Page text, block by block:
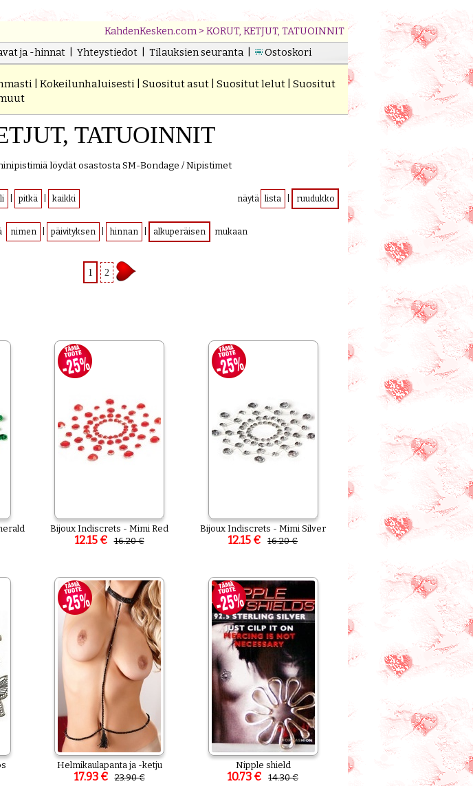
KahdenKesken.com > KORUT, KETJUT, TATUOINNIT
ja -hinnat Yhteystiedot Tilauksien seuranta| Ostoskori
Kokeilunhaluisesti Suositut asut Suositut lelut
Suositut
TATUOINNIT
löydät osastosta SM-Bondage / Nipistimet
pitkä kaikki näytä lista ruudukko
nimen päivityksen hinnan alkuperäisen mukaan
1 2
Bijoux Indiscrets - Mimi Red
12.15 € 16.20 €
Bijoux Indiscrets - Mimi Silver
12.15 € 16.20 €
Helmikaulapanta ja -ketju
17.93 € 23.90 €
Nipple shield
10.73 € 14.30 €